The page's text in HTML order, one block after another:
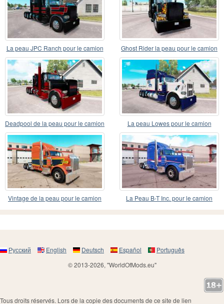
La peau JPC Ranch pour le camion
Peterbilt 389
Ghost Rider la peau pour le camion
Peterbilt 389
Deadpool de la peau pour le camion
Peterbilt 389
La peau Lowes pour le camion
Peterbilt 389
Vintage de la peau pour le camion
La Peau B-T Inc. pour le camion
Русский English Deutsch Español
Português
© 2013-2026, "WorldOfMods.eu"
Tous droits réservés. Lors de la copie des documents de ce site de lien